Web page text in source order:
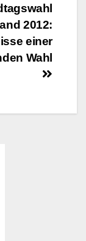
2012:
einer
Wahl